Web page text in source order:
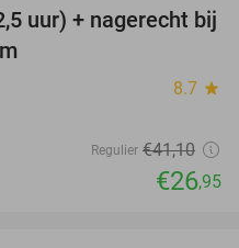
34%
uur) + nagerecht bij
8.7 star
Regulier €41,10
€26,95